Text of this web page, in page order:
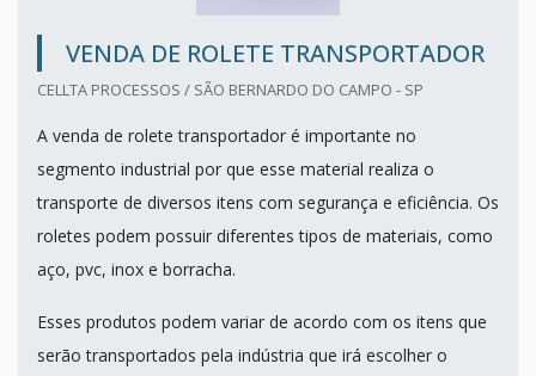
VENDA DE ROLETE TRANSPORTADOR
CELLTA PROCESSOS / SÃO BERNARDO DO CAMPO - SP
A venda de rolete transportador é importante no
segmento industrial por que esse material realiza o
transporte de diversos itens com segurança e eficiência. Os
roletes podem possuir diferentes tipos de materiais, como
aço, pvc, inox e borracha.
Esses produtos podem variar de acordo com os itens que
serão transportados pela indústria que irá escolher o